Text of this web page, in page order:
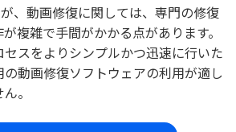
、動画修復に関しては、専門の修復
複雑で手間がかかる点があります。
スをよりシンプルかつ迅速に行いた
動画修復ソフトウェアの利用が適し
。